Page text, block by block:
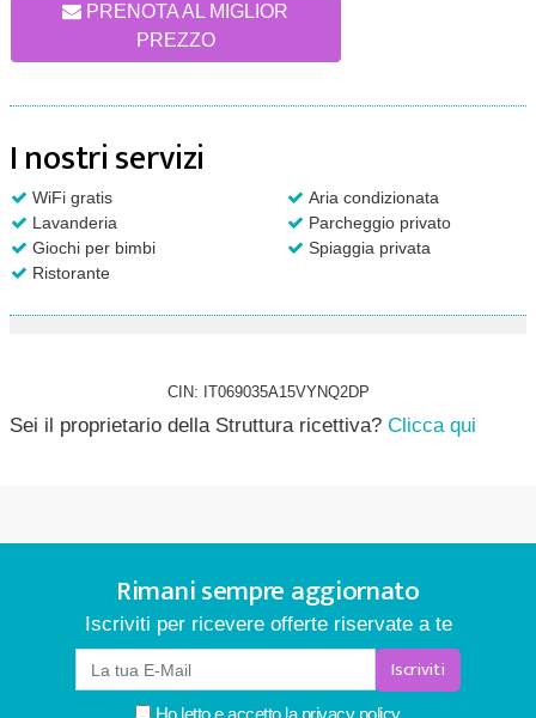
PRENOTA AL MIGLIOR
PREZZO
I nostri servizi
WiFi gratis
Aria condizionata
Lavanderia
Parcheggio privato
Giochi per bimbi
Spiaggia privata
Ristorante
CIN: IT069035A15VYNQ2DP
Sei il proprietario della Struttura ricettiva? Clicca qui
Rimani sempre aggiornato
Iscriviti per ricevere offerte riservate a te
Iscriviti
Ho letto e accetto la privacy policy